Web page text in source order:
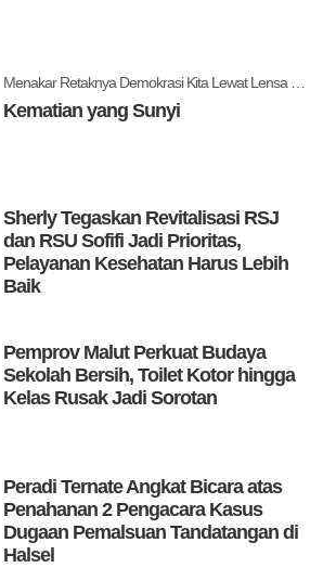
Kematian yang Sunyi
Sherly Tegaskan Revitalisasi RSJ
dan RSU Sofifi Jadi Prioritas,
Pelayanan Kesehatan Harus Lebih
Baik
Pemprov Malut Perkuat Budaya
Sekolah Bersih, Toilet Kotor hingga
Kelas Rusak Jadi Sorotan
Peradi Ternate Angkat Bicara atas
Penahanan 2 Pengacara Kasus
Dugaan Pemalsuan Tandatangan di
Halsel